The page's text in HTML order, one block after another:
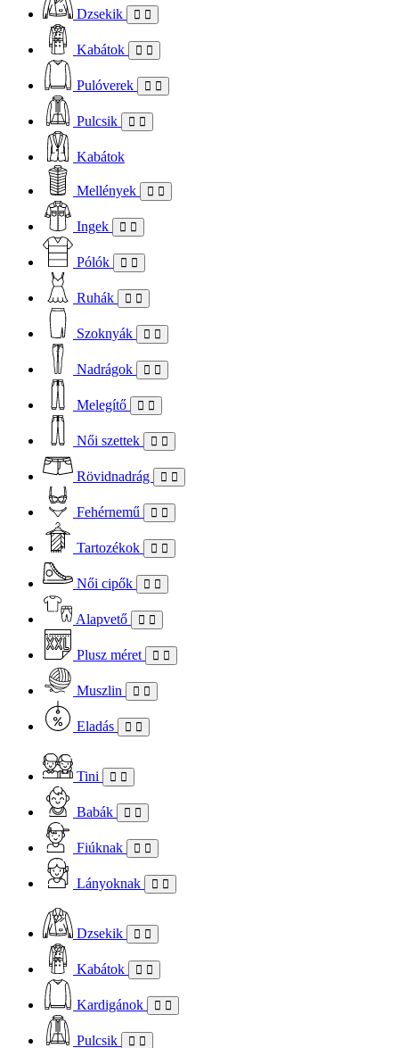
Dzsekik
Kabátok
Pulóverek
Pulcsik
Kabátok
Mellények
Ingek
Pólók
Ruhák
Szoknyák
Nadrágok
Melegítő
Női szettek
Rövidnadrág
Fehérnemű
Tartozékok
Női cipők
Alapvető
Plusz méret
Muszlin
Eladás
Tini
Babák
Fiúknak
Lányoknak
Dzsekik
Kabátok
Kardigánok
Pulcsik